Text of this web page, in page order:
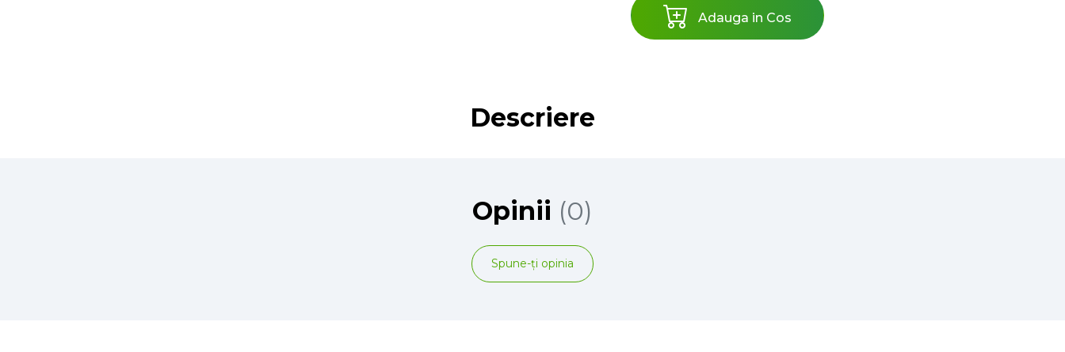
Adauga in Cos
Descriere
Opinii (0)
Spune-ţi opinia